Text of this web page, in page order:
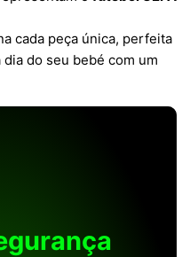
cada peça única, perfeita
do seu bebé com um